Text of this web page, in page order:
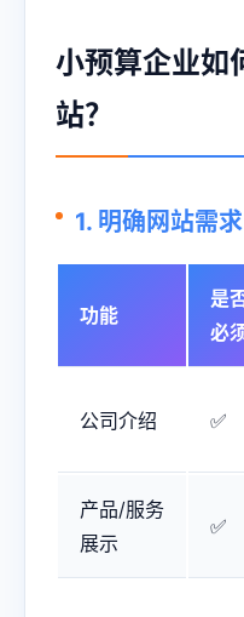
小预算企业如
站？
1. 明确网站需求
功能
是
必
公司介绍 ✅
产品/服务
展示
✅